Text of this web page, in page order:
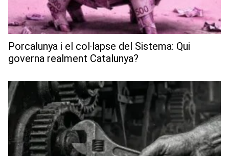
Porcalunya i el col·lapse del Sistema: Qui
governa realment Catalunya?